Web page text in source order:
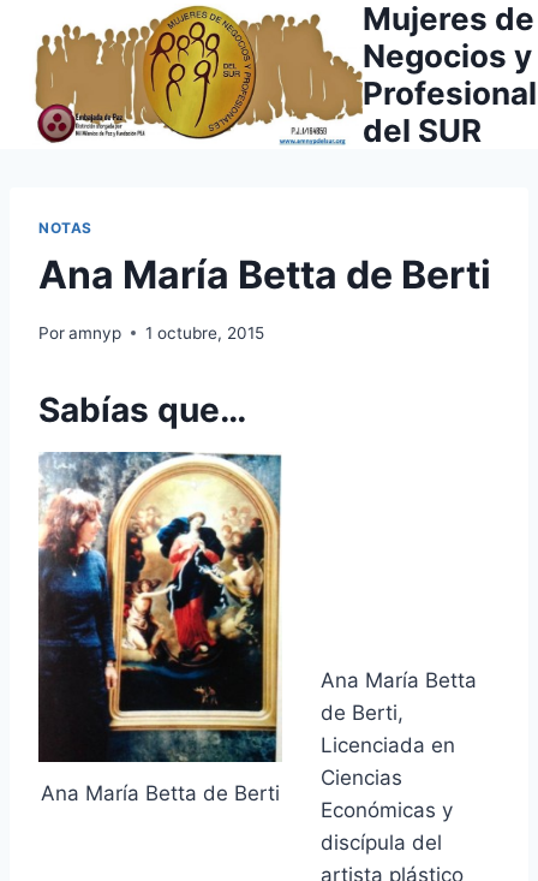
contenido
Mujeres de
Negocios y
del SUR
NOTAS
Ana María Betta de Berti
Poramnyp 1 octubre, 2015
Sabías que…
Ana María Betta de Berti
Ana María Betta
de Berti,
Licenciada en
Ciencias
Económicas y
discípula del
artista plástico